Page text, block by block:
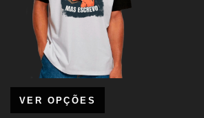
VER OPÇÕES